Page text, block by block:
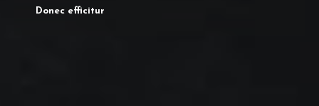
Donec efficitur